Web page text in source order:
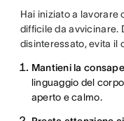
Hai iniziato a lavorare
difficile da avvicinare.
disinteressato, evita il
Mantieni la
linguaggio del
aperto e calmo.